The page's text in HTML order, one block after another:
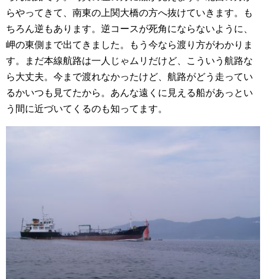
らやってきて、南東の上関大橋の方へ抜けていきます。も
ちろん逆もあります。逆コースが死角にならないように、
岬の東側まで出てきました。もう今なら渡り方がわかりま
す。まだ本線航路は一人じゃムリだけど、こういう航路な
ら大丈夫。今まで渡れなかったけど、航路がどう走ってい
るかいつも見てたから。あんな遠くに見える船があっとい
う間に近づいてくるのも知ってます。